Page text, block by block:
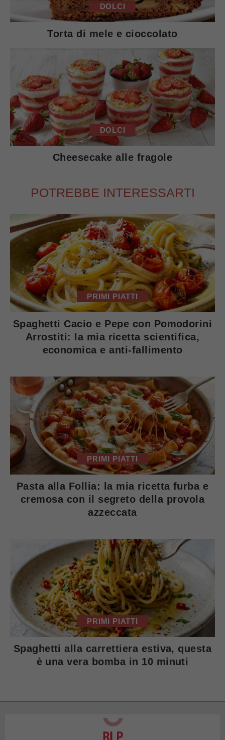
DOLCI
Torta di mele e cioccolato
DOLCI
Cheesecake alle fragole
POTREBBE INTERESSARTI
PRIMI PIATTI
Spaghetti Cacio e Pepe con Pomodorini
Arrostiti: la mia ricetta scientifica,
economica e anti-fallimento
PRIMI PIATTI
Pasta alla Follia: la mia ricetta furba e
cremosa con il segreto della provola
azzeccata
PRIMI PIATTI
Spaghetti alla carrettiera estiva, questa
è una vera bomba in 10 minuti